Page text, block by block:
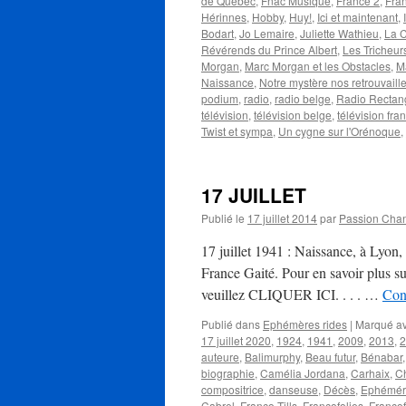
Hérinnes, Hobby, Huy!, Ici et maintenant,
Bodart, Jo Lemaire, Juliette Wathieu, La
Révérends du Prince Albert, Les
Morgan, Marc Morgan et les Obstacles,
Naissance, Notre mystère nos
podium, radio, radio belge, Radio
télévision, télévision belge, télévision
Twist et sympa, Un cygne sur l'Orénoque,
17 JUILLET
Publié le 17 juillet 2014par Passion
17 juillet 1941 : Naissance, à
France Gaité. Pour en savoir plus
veuillez CLIQUER ICI. . . . …
Publié dans Ephémères rides | Marqué
17 juillet 2020, 1924, 1941 , 2009, 2013,
auteure, Balimurphy, Beau futur, Bénabar,
biographie, Camélia Jordana, Carhaix,
compositrice, danseuse, Décès,